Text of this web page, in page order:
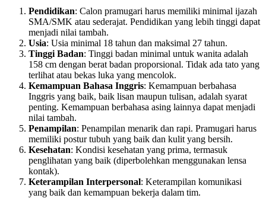
Pendidikan: Calon pramugari harus memiliki minimal ijazah
SMA/SMK atau sederajat. Pendidikan yang lebih tinggi dapat
menjadi nilai tambah.
Usia: Usia minimal 18 tahun dan maksimal 27 tahun.
Tinggi Badan: Tinggi badan minimal untuk wanita adalah
158 cm dengan berat badan proporsional. Tidak ada tato yang
terlihat atau bekas luka yang mencolok.
Kemampuan Bahasa Inggris: Kemampuan berbahasa
Inggris yang baik, baik lisan maupun tulisan, adalah syarat
penting. Kemampuan berbahasa asing lainnya dapat menjadi
nilai tambah.
Penampilan: Penampilan menarik dan rapi. Pramugari harus
memiliki postur tubuh yang baik dan kulit yang bersih.
Kesehatan: Kondisi kesehatan yang prima, termasuk
penglihatan yang baik (diperbolehkan menggunakan lensa
kontak).
Keterampilan Interpersonal: Keterampilan komunikasi
yang baik dan kemampuan bekerja dalam tim.